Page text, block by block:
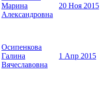
Марина
Александровна
20 Ноя 2015
Осипенкова
Галина
Вячеславовна
1 Апр 2015